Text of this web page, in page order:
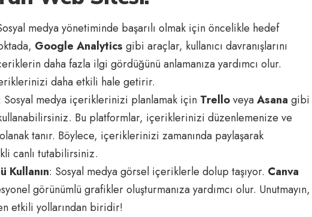
medya yönetiminde başarılı olmak için öncelikle hedef
Google Analytics gibi araçlar, kullanıcı davranışlarını
daha fazla ilgi gördüğünü anlamanıza yardımcı olur.
daha etkili hale getirir.
Sosyal medya içeriklerinizi planlamak için TrelloveyaAsana gibi
Bu platformlar, içeriklerinizi düzenlemenize ve
tanır. Böylece, içeriklerinizi zamanında paylaşarak
canlı tutabilirsiniz.
Kullanın: Sosyal medya görsel içeriklerle dolup taşıyor. Canva
görünümlü grafikler oluşturmanıza yardımcı olur. Unutmayın,
etkili yollarından biridir!